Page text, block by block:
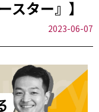
スター』】
2023-06-07